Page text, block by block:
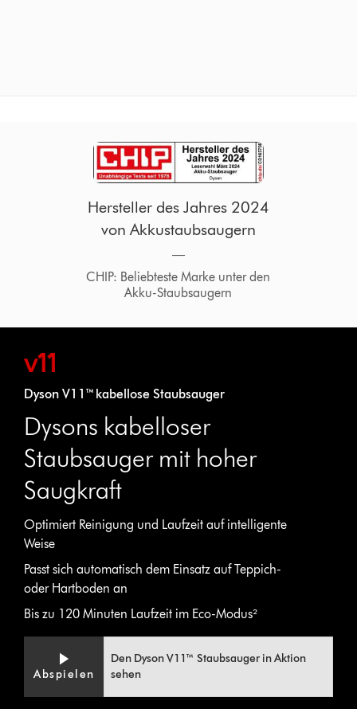
Hersteller des Jahres 2024
von Akkustaubsaugern
―
CHIP: Beliebteste Marke unter den
Akku-Staubsaugern
Dyson V11™ kabellose Staubsauger
Dysons kabelloser
Staubsauger mit hoher
Saugkraft
Optimiert Reinigung und Laufzeit auf intelligente
Weise
Passt sich automatisch dem Einsatz auf Teppich-
oder Hartboden an
Bis zu 120 Minuten Laufzeit im Eco-Modus²
Abspielen
Den Dyson V11™ Staubsauger in Aktion
sehen